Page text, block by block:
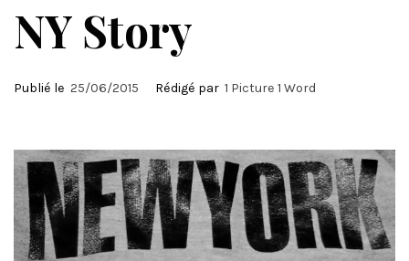
NY Story
Publié le 25/06/2015 Rédigé par 1 Picture 1 Word